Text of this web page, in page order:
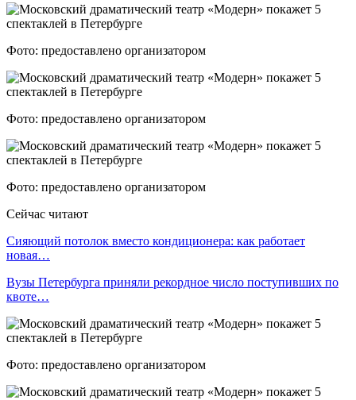
Фото: предоставлено организатором
Фото: предоставлено организатором
Фото: предоставлено организатором
Сейчас читают
Сияющий потолок вместо кондиционера: как работает
новая…
Вузы Петербурга приняли рекордное число поступивших по
квоте…
Фото: предоставлено организатором